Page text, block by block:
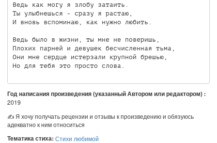
Ведь как могу я злобу затаить.
Ты улыбнешься - сразу я растаю,
И вновь вспоминаю, как нужно любить.
Ведь было в жизни, ты мне не поверишь,
Плохих парней и девушек бесчисленная тьма,
Они мне сердце истерзали крупной брешью,
Год написания произведения (указанный Автором или редактором) :
2019
✍ Я хочу получать рецензии и отзывы к произведению и обязуюсь
адекватно к ним относиться
Тематика стиха: Стихи любимой